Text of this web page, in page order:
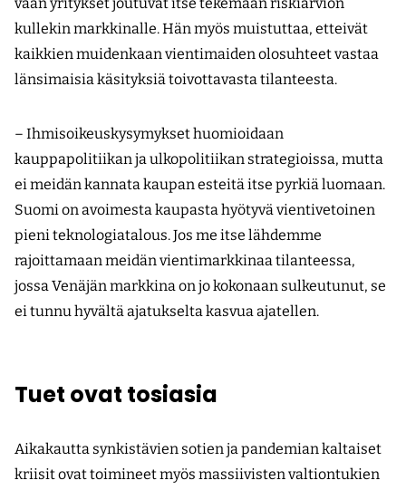
kullekin markkinalle. Hän myös muistuttaa, etteivät
kaikkien muidenkaan vientimaiden olosuhteet vastaa
länsimaisia käsityksiä toivottavasta tilanteesta.
– Ihmisoikeuskysymykset huomioidaan
kauppapolitiikan ja ulkopolitiikan strategioissa, mutta
ei meidän kannata kaupan esteitä itse pyrkiä luomaan.
Suomi on avoimesta kaupasta hyötyvä vientivetoinen
pieni teknologiatalous. Jos me itse lähdemme
rajoittamaan meidän vientimarkkinaa tilanteessa,
jossa Venäjän markkina on jo kokonaan sulkeutunut, se
ei tunnu hyvältä ajatukselta kasvua ajatellen.
Tuet ovat tosiasia
Aikakautta synkistävien sotien ja pandemian kaltaiset
kriisit ovat toimineet myös massiivisten valtiontukien